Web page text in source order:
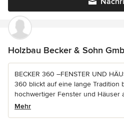
Holzbau Becker & Sohn
BECKER 360 –FENSTER UND
360 blickt auf eine lange Tradition
hochwertiger Fenster und Häuser
Mehr